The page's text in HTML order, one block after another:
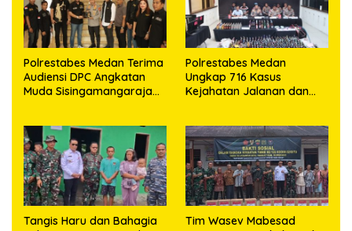
Polrestabes Medan Terima
Audiensi DPC Angkatan
Muda Sisingamangaraja
Polrestabes Medan
Ungkap 716 Kasus
Kejahatan Jalanan dan
Diamankan
Tangis Haru dan Bahagia
Tim Wasev Mabesad